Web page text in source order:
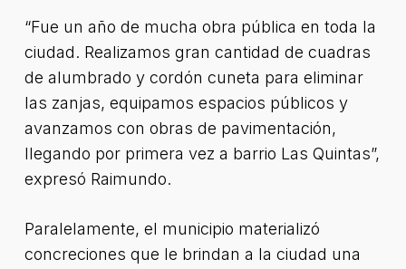
“Fue un año de mucha obra pública en toda la
ciudad. Realizamos gran cantidad de cuadras
de alumbrado y cordón cuneta para eliminar
las zanjas, equipamos espacios públicos y
avanzamos con obras de pavimentación,
llegando por primera vez a barrio Las Quintas”,
expresó Raimundo.
Paralelamente, el municipio materializó
concreciones que le brindan a la ciudad una